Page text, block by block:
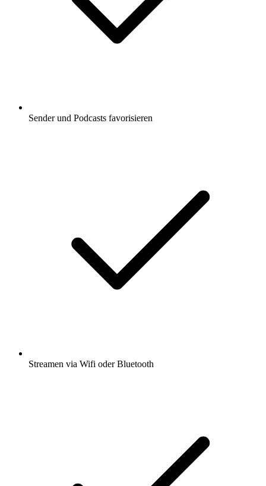
Sender und Podcasts favorisieren
Streamen via Wifi oder Bluetooth